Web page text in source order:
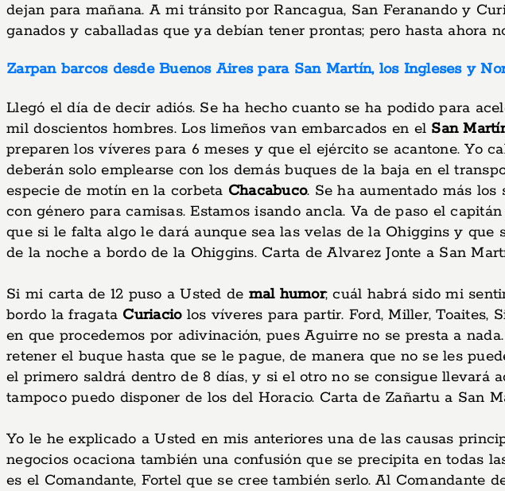
dejan para mañana. A mi tránsito por Rancagua, San Feranando y
ganados y caballadas que ya debían tener prontas; pero hasta ahora
Zarpan barcos desde Buenos Aires para San Martín, los Ingleses y
Llegó el día de decir adiós. Se ha hecho cuanto se ha podido para
mil doscientos hombres. Los limeños van embarcados en el San
preparen los víveres para 6 meses y que el ejército se acantone. Yo
deberán solo emplearse con los demás buques de la baja en el
especie de motín en la corbeta Chacabuco. Se ha aumentado más los
con género para camisas. Estamos isando ancla. Va de paso el
que si le falta algo le dará aunque sea las velas de la Ohiggins y
de la noche a bordo de la Ohiggins. Carta de Alvarez Jonte a San Martín,
Si mi carta de 12 puso a Usted de mal humor; cuál habrá sido mi
bordo la fragata Curiaciolos víveres para partir. Ford, Miller, Toaites,
en que procedemos por adivinación, pues Aguirre no se presta a
retener el buque hasta que se le pague, de manera que no se les
el primero saldrá dentro de 8 días, y si el otro no se consigue llevará
tampoco puedo disponer de los del Horacio. Carta de Zañartu a San
Yo le he explicado a Usted en mis anteriores una de las causas
negocios ocaciona también una confusión que se precipita en todas
es el Comandante, Fortel que se cree también serlo. Al Comandante